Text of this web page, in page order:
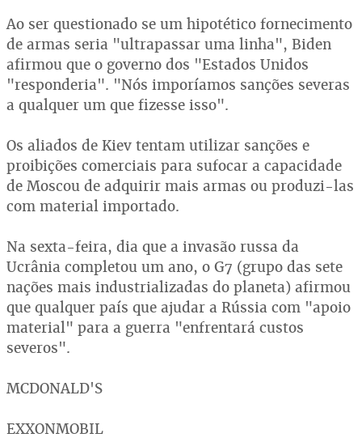
Ao ser questionado se um hipotético fornecimento
de armas seria "ultrapassar uma linha", Biden
afirmou que o governo dos "Estados Unidos
"responderia". "Nós imporíamos sanções severas
a qualquer um que fizesse isso".
Os aliados de Kiev tentam utilizar sanções e
proibições comerciais para sufocar a capacidade
de Moscou de adquirir mais armas ou produzi-las
com material importado.
Na sexta-feira, dia que a invasão russa da
Ucrânia completou um ano, o G7 (grupo das sete
nações mais industrializadas do planeta) afirmou
que qualquer país que ajudar a Rússia com "apoio
material" para a guerra "enfrentará custos
severos".
MCDONALD'S
EXXONMOBIL